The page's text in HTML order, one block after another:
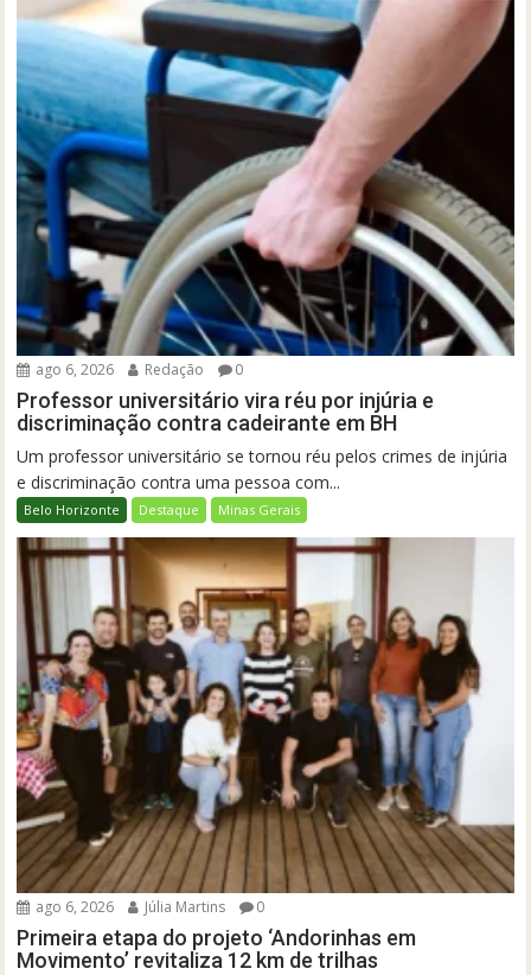
ago 6, 2026 Redação 0
Professor universitário vira réu por injúria e
discriminação contra cadeirante em BH
Um professor universitário se tornou réu pelos crimes de injúria
e discriminação contra uma pessoa com...
Belo Horizonte Destaque Minas Gerais
ago 6, 2026 Júlia Martins 0
Primeira etapa do projeto ‘Andorinhas em
Movimento’ revitaliza 12 km de trilhas